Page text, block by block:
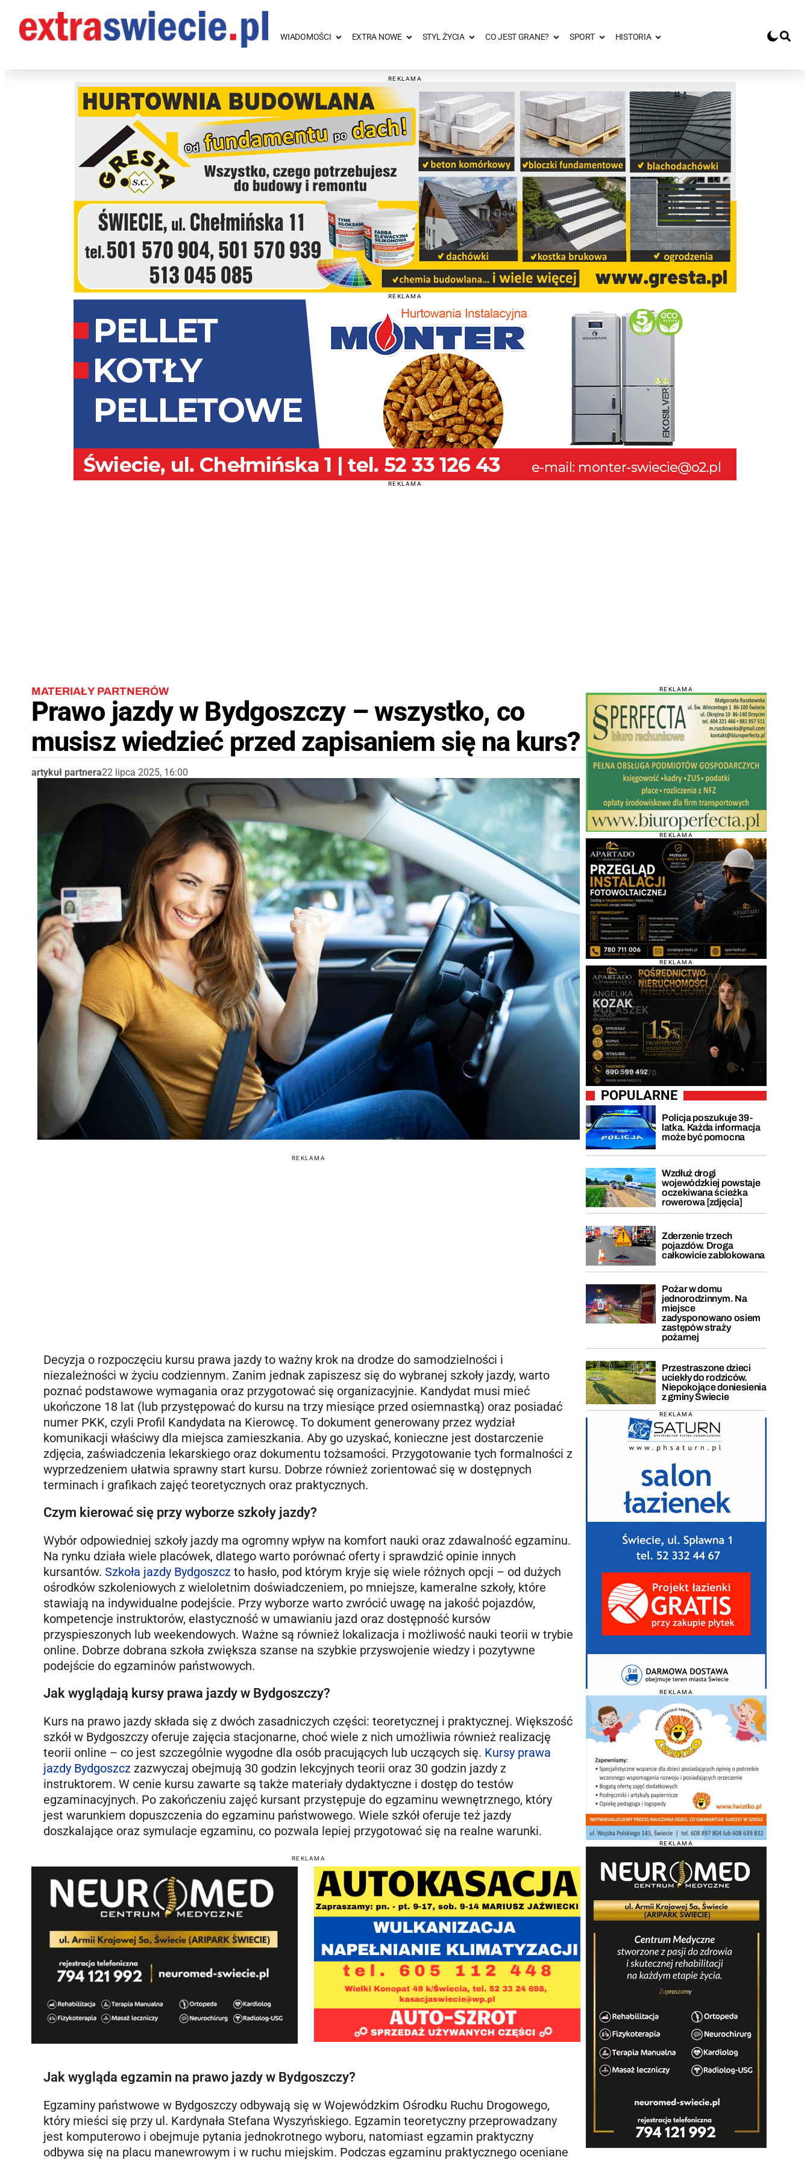
WIADOMOŚCI EXTRA NOWE STYL ŻYCIA CO JEST GRANE? SPORT HISTORIA
REKLAMA
REKLAMA
REKLAMA
MATERIAŁY PARTNERÓW
Prawo jazdy w Bydgoszczy – wszystko, co
musisz wiedzieć przed zapisaniem się na kurs?
artykuł partnera22 lipca 2025, 16:00
REKLAMA
Decyzja o rozpoczęciu kursu prawa jazdy to ważny krok na drodze do samodzielności i
niezależności w życiu codziennym. Zanim jednak zapiszesz się do wybranej szkoły jazdy, warto
poznać podstawowe wymagania oraz przygotować się organizacyjnie. Kandydat musi mieć
ukończone 18 lat (lub przystępować do kursu na trzy miesiące przed osiemnastką) oraz posiadać
numer PKK, czyli Profil Kandydata na Kierowcę. To dokument generowany przez wydział
komunikacji właściwy dla miejsca zamieszkania. Aby go uzyskać, konieczne jest dostarczenie
zdjęcia, zaświadczenia lekarskiego oraz dokumentu tożsamości. Przygotowanie tych formalności z
wyprzedzeniem ułatwia sprawny start kursu. Dobrze również zorientować się w dostępnych
terminach i grafikach zajęć teoretycznych oraz praktycznych.
Czym kierować się przy wyborze szkoły jazdy?
Wybór odpowiedniej szkoły jazdy ma ogromny wpływ na komfort nauki oraz zdawalność egzaminu.
Na rynku działa wiele placówek, dlatego warto porównać oferty i sprawdzić opinie innych
kursantów. Szkoła jazdy Bydgoszcz to hasło, pod którym kryje się wiele różnych opcji – od dużych
ośrodków szkoleniowych z wieloletnim doświadczeniem, po mniejsze, kameralne szkoły, które
stawiają na indywidualne podejście. Przy wyborze warto zwrócić uwagę na jakość pojazdów,
kompetencje instruktorów, elastyczność w umawianiu jazd oraz dostępność kursów
przyspieszonych lub weekendowych. Ważne są również lokalizacja i możliwość nauki teorii w trybie
online. Dobrze dobrana szkoła zwiększa szanse na szybkie przyswojenie wiedzy i pozytywne
podejście do egzaminów państwowych.
Jak wyglądają kursy prawa jazdy w Bydgoszczy?
Kurs na prawo jazdy składa się z dwóch zasadniczych części: teoretycznej i praktycznej. Większość
szkół w Bydgoszczy oferuje zajęcia stacjonarne, choć wiele z nich umożliwia również realizację
teorii online – co jest szczególnie wygodne dla osób pracujących lub uczących się. Kursy prawa
jazdy Bydgoszcz zazwyczaj obejmują 30 godzin lekcyjnych teorii oraz 30 godzin jazdy z
instruktorem. W cenie kursu zawarte są także materiały dydaktyczne i dostęp do testów
egzaminacyjnych. Po zakończeniu zajęć kursant przystępuje do egzaminu wewnętrznego, który
jest warunkiem dopuszczenia do egzaminu państwowego. Wiele szkół oferuje też jazdy
doszkalające oraz symulacje egzaminu, co pozwala lepiej przygotować się na realne warunki.
REKLAMA
Jak wygląda egzamin na prawo jazdy w Bydgoszczy?
Egzaminy państwowe w Bydgoszczy odbywają się w Wojewódzkim Ośrodku Ruchu Drogowego,
który mieści się przy ul. Kardynała Stefana Wyszyńskiego. Egzamin teoretyczny przeprowadzany
jest komputerowo i obejmuje pytania jednokrotnego wyboru, natomiast egzamin praktyczny
odbywa się na placu manewrowym i w ruchu miejskim. Podczas egzaminu praktycznego oceniane
REKLAMA
REKLAMA
REKLAMA
POPULARNE
Policja poszukuje 39-
latka. Każda informacja
może być pomocna
Wzdłuż drogi
wojewódzkiej powstaje
oczekiwana ścieżka
rowerowa [zdjęcia]
Zderzenie trzech
pojazdów. Droga
całkowicie zablokowana
Pożar w domu
jednorodzinnym. Na
miejsce
zadysponowano osiem
zastępów straży
pożarnej
Przestraszone dzieci
uciekły do rodziców.
Niepokojące doniesienia
z gminy Świecie
REKLAMA
REKLAMA
REKLAMA